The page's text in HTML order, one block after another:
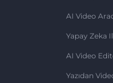
AI Video
Yapay Zeka
AI Video
Yazıdan